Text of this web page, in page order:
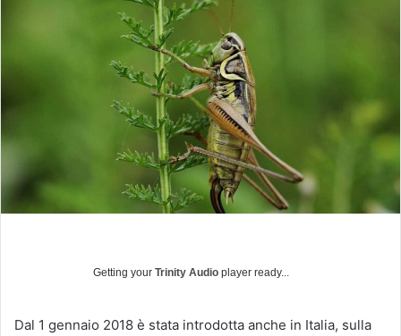
i
u
n
'
e
m
a
l
Getting your Trinity Audio player ready...
Dal 1 gennaio 2018 è stata introdotta anche in Italia, sulla